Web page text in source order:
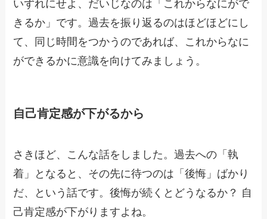
いずれにせよ、だいじなのは「これからなにがで
きるか」です。過去を振り返るのはほどほどにし
て、同じ時間をつかうのであれば、これからなに
ができるかに意識を向けてみましょう。
自己肯定感が下がるから
さきほど、こんな話をしました。過去への「執
着」となると、その先に待つのは「後悔」ばかり
だ、という話です。後悔が続くとどうなるか？ 自
己肯定感が下がりますよね。